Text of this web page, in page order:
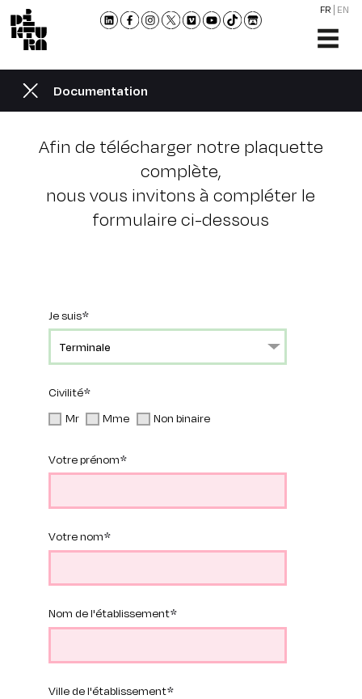
FR EN
Documentation
Afin de télécharger notre plaquette
complète,
nous vous invitons à compléter le
formulaire ci-dessous
Je suis
Civilité
Mr
Mme Non binaire
Votre prénom
Votre nom
Nom de l'établissement
Ville de l'établissement